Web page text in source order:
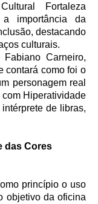
Fortaleza
importância da
destacando
culturais.
Carneiro,
contará como foi o
personagem real
Hiperatividade
de libras,
das Cores
princípio o uso
objetivo da oficina